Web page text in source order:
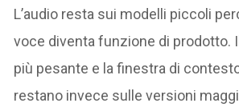
L’audio resta sui modelli piccoli
voce diventa funzione di prodotto.
più pesante e la finestra di
restano invece sulle versioni